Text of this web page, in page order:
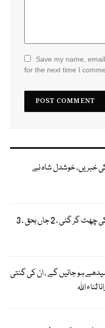
Save my name,
for the next time I
خبریں، خوشدل شاہ نے
ڈیرہ غازی خان میں گھر کی چھت گر گئی ، 2 جاں بحق ، 3
ہو جائیں گے ، ان کی گنتی
اللہ